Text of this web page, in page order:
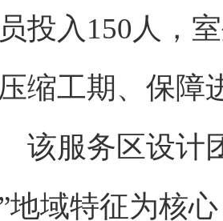
投入150人，
缩工期、保障
服务区设计团
地域特征为核